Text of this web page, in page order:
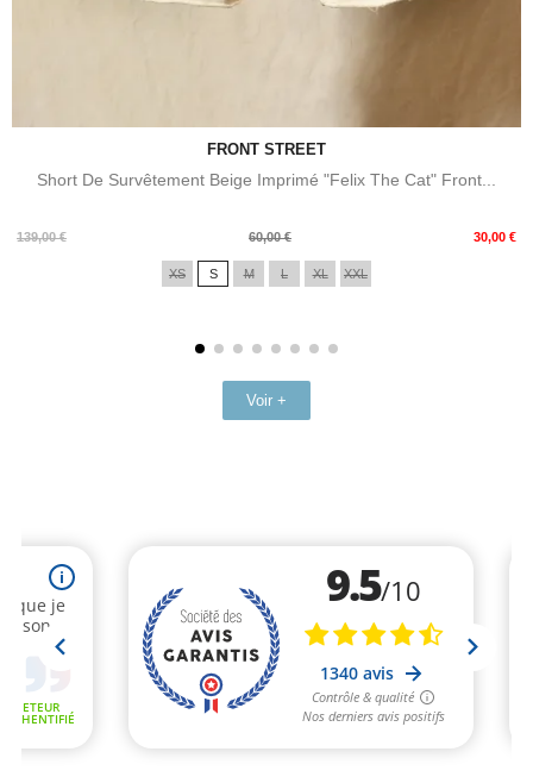
FRONT STREET
Short De Survêtement Beige Imprimé "Felix The Cat" Front...
139,00 €
Prix
60,00 € 30,00 €
Prix
XS S M L XL XXL
Voir +